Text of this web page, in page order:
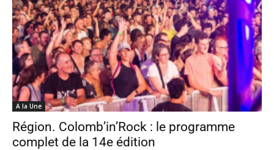
A la Une
Région. Colomb’in’Rock : le programme
complet de la 14e édition